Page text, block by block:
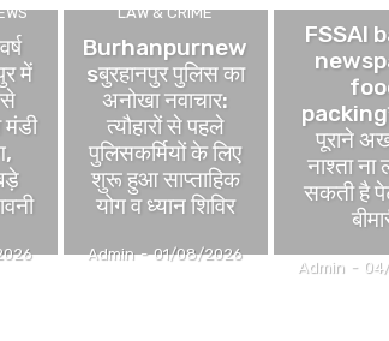
में
LAW & CRIME
Burhanpurnew
sबुरहानपुर पुलिस का
अनोखा नवाचार:
त्यौहारों से पहले
पुलिसकर्मियों के लिए
शुरू हुआ साप्ताहिक
योग व ध्यान शिविर
Admin - 01/08/2026
FSSAI
पूराने
नाश्ता ना
सकती है
Admin -